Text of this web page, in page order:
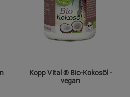
Kopp Vital ® Bio-Kokosöl -
vegan